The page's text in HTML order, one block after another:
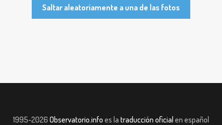
Saltar aleatoriamente a una de las fotos
1995-2026 Observatorio.info es la traducción oficial en español